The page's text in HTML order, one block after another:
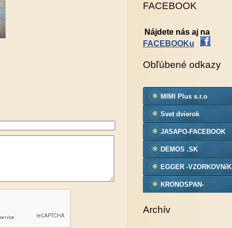
FACEBOOK
Nájdete nás aj na
FACEBOOKu
Obľúbené odkazy
MIMI Plus s.r.o
Svet dvierok
JASAPO-FACEBOOK
DEMOS .SK
EGGER -VZORKOVNíK
KRONOSPAN-
Archív